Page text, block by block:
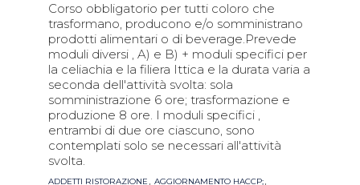
Corso obbligatorio per tutti coloro che
trasformano, producono e/o somministrano
prodotti alimentari o di beverage.Prevede
moduli diversi , A) e B) + moduli specifici per
la celiachia e la filiera Ittica e la durata varia a
seconda dell'attività svolta: sola
somministrazione 6 ore; trasformazione e
produzione 8 ore. I moduli specifici ,
entrambi di due ore ciascuno, sono
contemplati solo se necessari all'attività
svolta.
Tags
ADDETTI RISTORAZIONE , AGGIORNAMENTO HACCP;,